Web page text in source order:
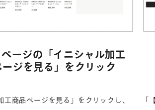
ージの 「イニシャル加工
ジを見る」
をクリック
工商品ページを見る」をクリックし、
「